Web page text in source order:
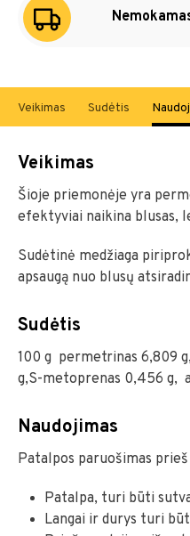
Veikimas Sudėtis
Veikimas
Šioje priemonėje yra
efektyviai naikina blusas,
Sudėtinė medžiaga
apsaugą nuo blusų
Sudėtis
100 g permetrinas 6,809
g,S-metoprenas 0,456 g,
Naudojimas
Patalpos paruošimas
Patalpa, turi būti
Langai ir durys turi